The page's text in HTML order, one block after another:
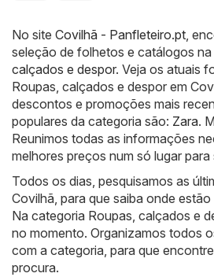
No site Covilhã - Panfleteiro.pt,
seleção de folhetos e catálogos
calçados e despor. Veja os atuais
Roupas, calçados e despor em
descontos e promoções mais
populares da categoria são: Zara.
Reunimos todas as informações
melhores preços num só lugar para
Todos os dias, pesquisamos as
Covilhã, para que saiba onde
Na categoria Roupas, calçados e
no momento. Organizamos todos
com a categoria, para que
procura.